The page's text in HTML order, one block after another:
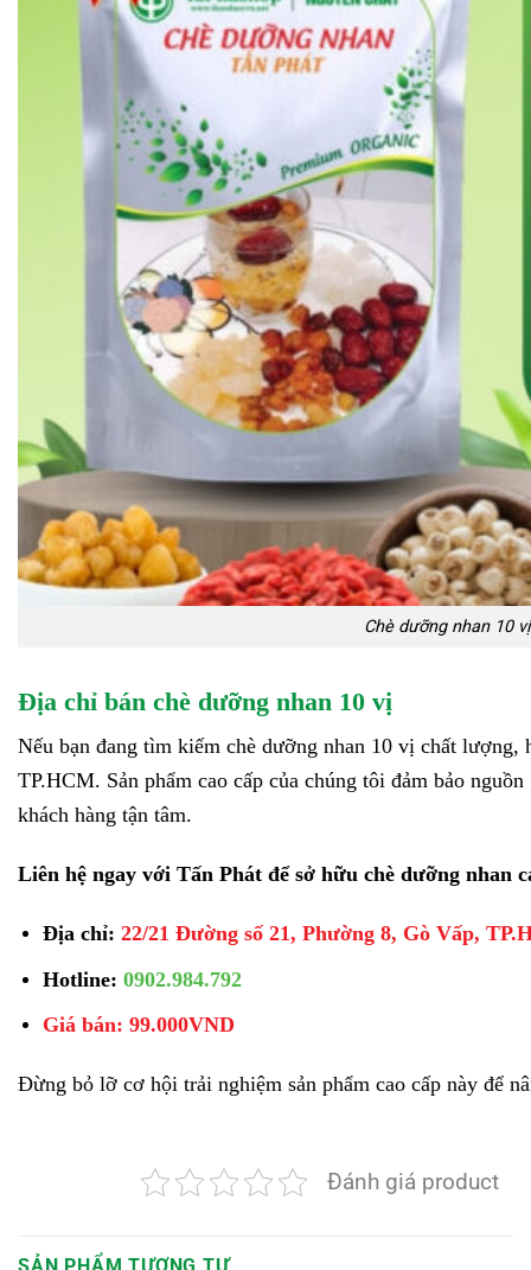
Chè dưỡng nhan 10
Địa chỉ bán chè dưỡng nhan 10 vị
Nếu bạn đang tìm kiếm chè dưỡng nhan 10 vị chất
TP.HCM. Sản phẩm cao cấp của chúng tôi đảm bảo
khách hàng tận tâm.
Liên hệ ngay với Tấn Phát để sở hữu chè dưỡng nhan
Địa chỉ: 22/21 Đường số 21, Phường 8, Gò Vấp,
Hotline: 0902.984.792
Giá bán: 99.000VND
Đừng bỏ lỡ cơ hội trải nghiệm sản phẩm cao cấp này để
Đánh giá product